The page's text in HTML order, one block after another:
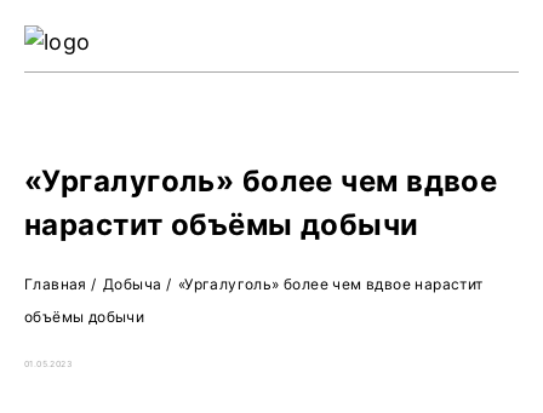
«Ургалуголь» более чем вдвое
нарастит объёмы добычи
Главная / Добыча / «Ургалуголь» более чем вдвое нарастит
объёмы добычи
01.05.2023